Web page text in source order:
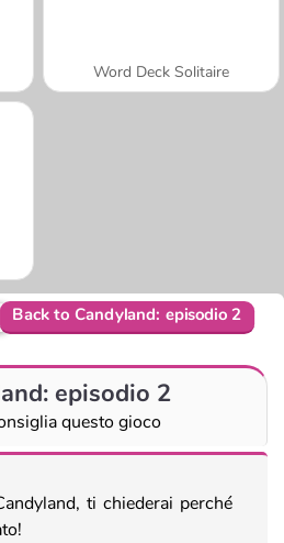
Word Deck Solitaire
Back to Candyland: episodio 2
episodio 2
questo gioco
ti chiederai perché